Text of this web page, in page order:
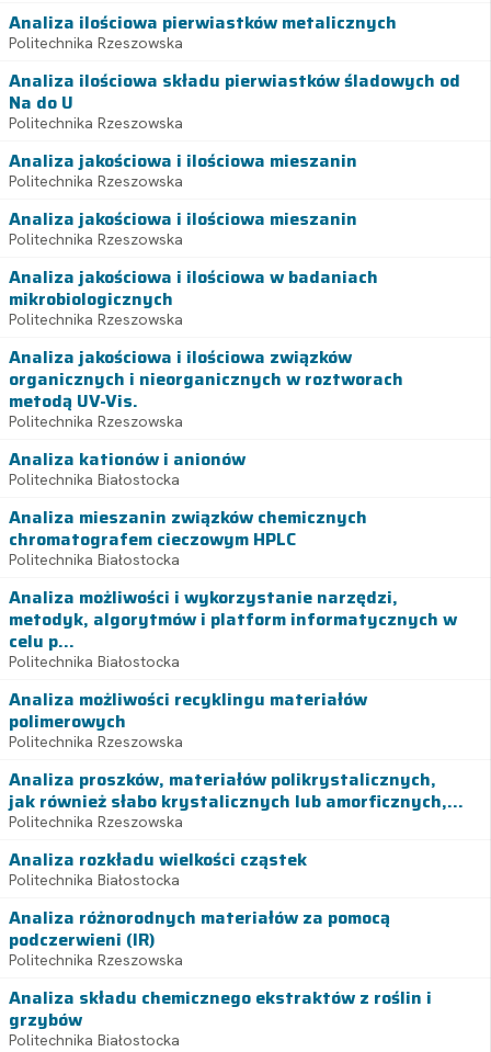
Analiza ilościowa pierwiastków metalicznych
Politechnika Rzeszowska
Analiza ilościowa składu pierwiastków śladowych od
Na do U
Politechnika Rzeszowska
Analiza jakościowa i ilościowa mieszanin
Politechnika Rzeszowska
Analiza jakościowa i ilościowa mieszanin
Politechnika Rzeszowska
Analiza jakościowa i ilościowa w badaniach
mikrobiologicznych
Politechnika Rzeszowska
Analiza jakościowa i ilościowa związków
organicznych i nieorganicznych w roztworach
metodą UV-Vis.
Politechnika Rzeszowska
Analiza kationów i anionów
Politechnika Białostocka
Analiza mieszanin związków chemicznych
chromatografem cieczowym HPLC
Politechnika Białostocka
Analiza możliwości i wykorzystanie narzędzi,
metodyk, algorytmów i platform informatycznych w
celu p...
Politechnika Białostocka
Analiza możliwości recyklingu materiałów
polimerowych
Politechnika Rzeszowska
Analiza proszków, materiałów polikrystalicznych,
jak również słabo krystalicznych lub amorficznych,...
Politechnika Rzeszowska
Analiza rozkładu wielkości cząstek
Politechnika Białostocka
Analiza różnorodnych materiałów za pomocą
podczerwieni (IR)
Politechnika Rzeszowska
Analiza składu chemicznego ekstraktów z roślin i
grzybów
Politechnika Białostocka